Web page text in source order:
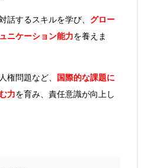
するスキルを学び、 グロー
ニケーション能力を養えま
権問題など、 国際的な課題に
力を育み、責任意識が向上し